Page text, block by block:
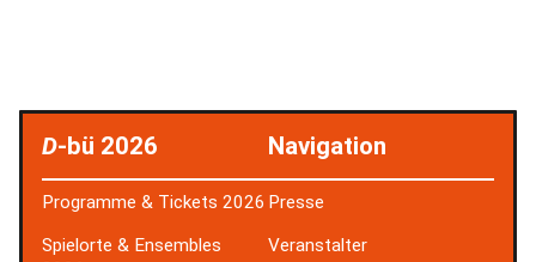
D-bü 2026
Programme & Tickets 2026
Spielorte & Ensembles
Navigation
Presse
Veranstalter